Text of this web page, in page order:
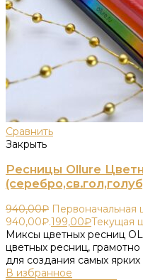
Сравнить
Закрыть
Ресницы Ollure
940,00₽ Первоначальная
940,00₽.199,00₽Текущая
Миксы цветных ресниц
цветных ресниц,
для создания самых ярких
В избранное